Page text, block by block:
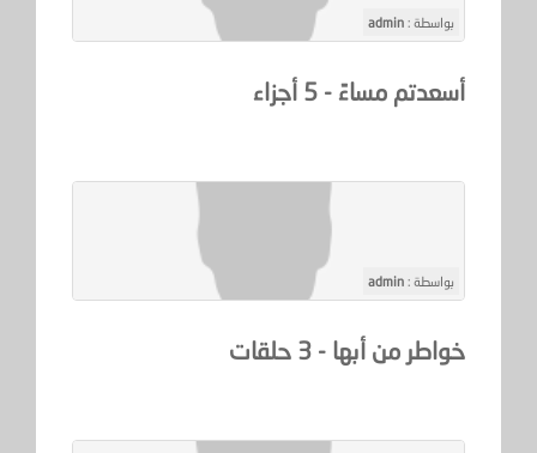
بواسطة : admin
أسعدتم مساءً - 5 أجزاء
بواسطة : admin
خواطر من أبها - 3 حلقات